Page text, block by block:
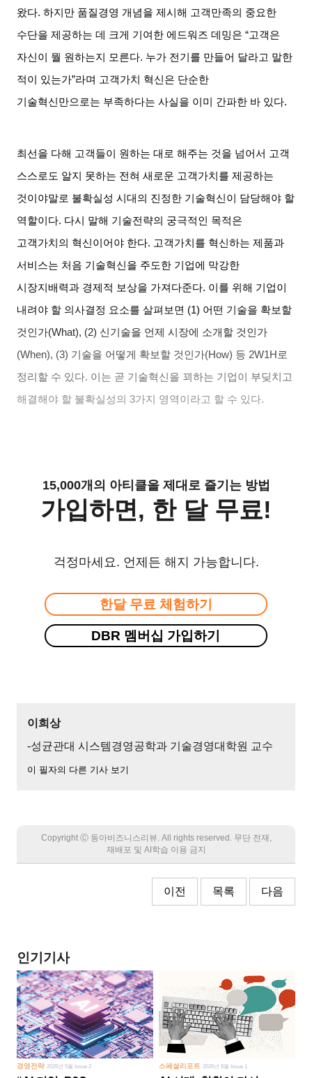
왔다.하지만 품질경영 개념을 제시해 고객만족의 중요한
수단을 제공하는 데 크게 기여한 에드워즈 데밍은 “고객은
자신이 뭘 원하는지 모른다. 누가 전기를 만들어 달라고 말한
적이 있는가”라며 고객가치 혁신은 단순한
기술혁신만으로는 부족하다는 사실을 이미 간파한 바 있다.
최선을 다해 고객들이 원하는 대로 해주는 것을 넘어서 고객
스스로도 알지 못하는 전혀 새로운 고객가치를 제공하는
것이야말로 불확실성 시대의 진정한 기술혁신이 담당해야 할
역할이다. 다시 말해 기술전략의 궁극적인 목적은
고객가치의 혁신이어야 한다. 고객가치를 혁신하는 제품과
서비스는 처음 기술혁신을 주도한 기업에 막강한
시장지배력과 경제적 보상을 가져다준다. 이를 위해 기업이
내려야 할 의사결정 요소를 살펴보면 (1) 어떤 기술을 확보할
것인가(What), (2) 신기술을 언제 시장에 소개할 것인가
(When), (3) 기술을 어떻게 확보할 것인가(How) 등 2W1H로
정리할 수 있다. 이는 곧 기술혁신을 꾀하는 기업이 부딪치고
해결해야 할 불확실성의 3가지 영역이라고 할 수 있다.
15,000개의 아티클을 제대로 즐기는 방법
가입하면, 한 달 무료!
걱정마세요. 언제든 해지 가능합니다.
한달 무료 체험하기
DBR 멤버십 가입하기
이희상
-성균관대 시스템경영공학과 기술경영대학원 교수
이 필자의 다른 기사 보기
Copyright Ⓒ 동아비즈니스리뷰. All rights reserved. 무단 전재,
재배포 및 AI학습 이용 금지
이전 목록 다음
인기기사
경영전략 2026년 5월 Issue 2 스페셜리포트 2026년 8월 Issue 1